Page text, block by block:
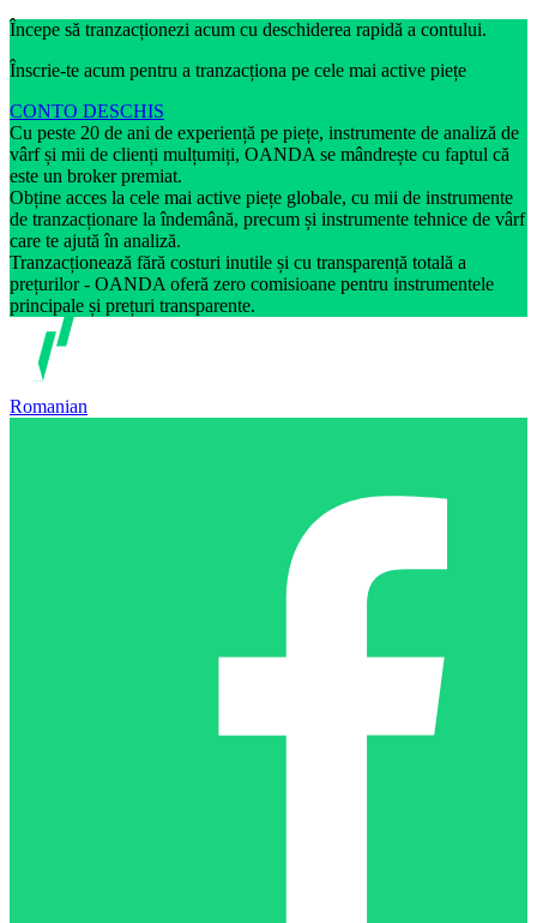
Începe să tranzacționezi acum cu deschiderea rapidă a contului.
Înscrie-te acum pentru a tranzacționa pe cele mai active piețe
CONTO DESCHIS
Cu peste 20 de ani de experiență pe piețe, instrumente de analiză de
vârf și mii de clienți mulțumiți, OANDA se mândrește cu faptul că
este un broker premiat.
Obține acces la cele mai active piețe globale, cu mii de instrumente
de tranzacționare la îndemână, precum și instrumente tehnice de vârf
care te ajută în analiză.
Tranzacționează fără costuri inutile și cu transparență totală a
prețurilor - OANDA oferă zero comisioane pentru instrumentele
principale și prețuri transparente.
Romanian